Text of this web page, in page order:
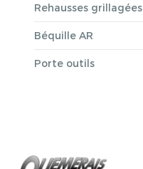
Rehausses grillagées
Béquille AR
Porte outils